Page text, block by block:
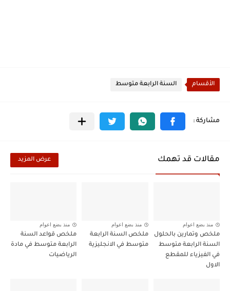
الأقسام السنة الرابعة متوسط
مقالات قد تهمك عرض المزيد
منذ بضع اعوام
ملخص وتمارين بالحلول
السنة الرابعة متوسط
في الفيزياء للمقطع
الاول
منذ بضع اعوام
ملخص السنة الرابعة
متوسط في الانجليزية
منذ بضع اعوام
ملخص قواعد السنة
الرابعة متوسط في مادة
الرياضيات